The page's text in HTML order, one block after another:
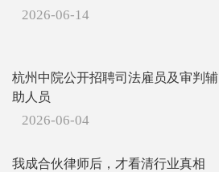
2026-06-14
杭州中院公开招聘司法雇员及审判辅
助人员
2026-06-04
我成合伙律师后，才看清行业真相